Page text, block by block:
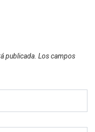
publicada. Los campos